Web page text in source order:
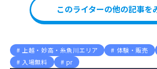
このライターの他の記事を
上越・妙高・糸魚川エリア 体験・販売
入場無料
pr